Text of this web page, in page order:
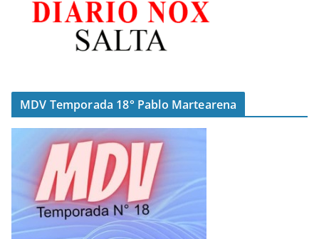
MDV Temporada 18° Pablo Martearena